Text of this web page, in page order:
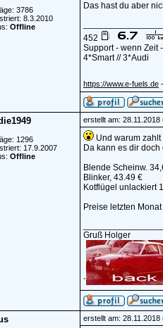
3786
8.3.2010
Offline
Das hast du aber
452
Support - wenn Zeit
4*Smart // 3*Audi
https://www.e-fuels.de
1296
17.9.2007
Offline
erstellt am: 28.11.2018
Und warum
Da kann es dir
Blende Scheinw.
Blinker, 43.49 €
Kotflügel unlackiert
Preise letzten Monat
Gruß Holger
´
erstellt am: 28.11.2018